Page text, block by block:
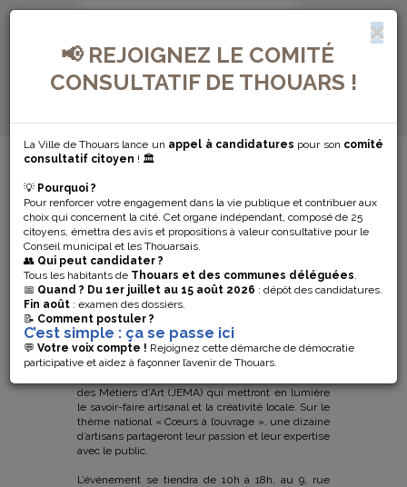
📢 REJOIGNEZ LE COMITÉ
CONSULTATIF DE THOUARS !
La Ville de Thouars lance un appel à candidatures pour son comité
consultatif citoyen ! 🏛️
💡 Pourquoi ?
Pour renforcer votre engagement dans la vie publique et contribuer aux
choix qui concernent la cité. Cet organe indépendant, composé de 25
citoyens, émettra des avis et propositions à valeur consultative pour le
Conseil municipal et les Thouarsais.
👥 Qui peut candidater ?
Tous les habitants de Thouars et des communes déléguées.
📅 Quand ? Du 1er juillet au 15 août 2026 : dépôt des candidatures.
Fin août : examen des dossiers.
📝 Comment postuler ?
C’est simple : ça se passe ici
💬 Votre voix compte ! Rejoignez cette démarche de démocratie
participative et aidez à façonner l’avenir de Thouars.
MENU DE NAVIGATION...
JOURNÉES
EUROPÉENNES
DES MÉTIERS
D’ART
Les 11 et 12 avril 2026, la ville de Thouars participe
des Métiers d’Art (JEMA) qui mettront en lumière
le savoir-faire artisanal et la créativité locale. Sur le
thème national « Cœurs à l’ouvrage », une dizaine
d’artisans partageront leur passion et leur expertise
avec le public.
L’événement se tiendra de 10h à 18h, au 9, rue